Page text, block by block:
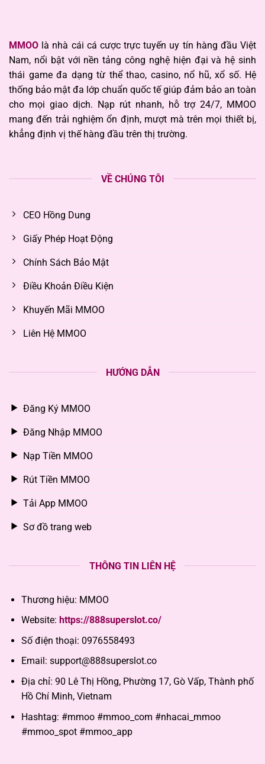
MMOO là nhà cái cá cược trực tuyến uy tín hàng đầu Việt
Nam, nổi bật với nền tảng công nghệ hiện đại và hệ sinh
thái game đa dạng từ thể thao, casino, nổ hũ, xổ số. Hệ
thống bảo mật đa lớp chuẩn quốc tế giúp đảm bảo an toàn
cho mọi giao dịch. Nạp rút nhanh, hỗ trợ 24/7, MMOO
mang đến trải nghiệm ổn định, mượt mà trên mọi thiết bị,
khẳng định vị thế hàng đầu trên thị trường.
VỀ CHÚNG TÔI
CEO Hồng Dung
Giấy Phép Hoạt Động
Chính Sách Bảo Mật
Điều Khoản Điều Kiện
Khuyến Mãi MMOO
Liên Hệ MMOO
HƯỚNG DẪN
Đăng Ký MMOO
Đăng Nhập MMOO
Nạp Tiền MMOO
Rút Tiền MMOO
Tải App MMOO
Sơ đồ trang web
THÔNG TIN LIÊN HỆ
Thương hiệu: MMOO
Website: https://888superslot.co/
Số điện thoại: 0976558493
Email: support@888superslot.co
Địa chỉ: 90 Lê Thị Hồng, Phường 17, Gò Vấp, Thành phố
Hồ Chí Minh, Vietnam
Hashtag: #mmoo #mmoo_com #nhacai_mmoo
#mmoo_spot #mmoo_app